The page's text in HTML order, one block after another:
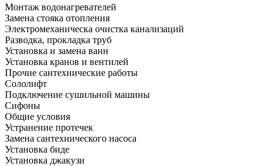
Монтаж водонагревателей
Замена стояка отопления
Электромеханическа очистка канализаций
Разводка, прокладка труб
Установка и замена ванн
Установка кранов и вентилей
Прочие сантехнические работы
Сололифт
Подключение сушильной машины
Сифоны
Общие условия
Устранение протечек
Замена сантехнического насоса
Установка биде
Установка джакузи